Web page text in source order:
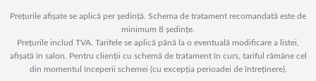
Prețurile afișate se aplică per ședință. Schema de tratament recomandată este de
minimum 8 ședințe.
Prețurile includ TVA. Tarifele se aplică până la o eventuală modificare a listei,
afișată în salon. Pentru clienții cu schemă de tratament în curs, tariful rămâne cel
din momentul începerii schemei (cu excepția perioadei de întreținere).